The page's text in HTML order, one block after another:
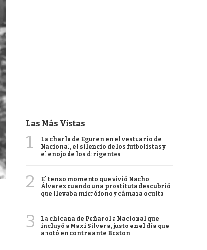
Las Más Vistas
1
La charla de Eguren en el vestuario de
Nacional, el silencio de los futbolistas y
el enojo de los dirigentes
2
El tenso momento que vivió Nacho
Álvarez cuando una prostituta descubrió
que llevaba micrófono y cámara oculta
3
La chicana de Peñarol a Nacional que
incluyó a Maxi Silvera, justo en el día que
anotó en contra ante Boston